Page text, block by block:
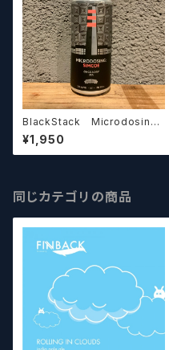
BlackStack Microdosing:
Simcoe New England Hazy
IPA【クラフトビールシザーズ】
¥1,950
同じカテゴリの商品